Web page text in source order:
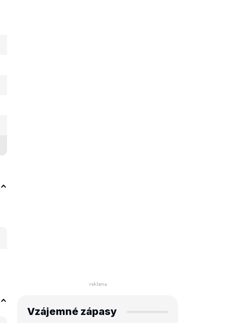
Vzájemné zápasy